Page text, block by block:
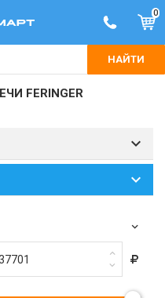
0
НАЙТИ
FERINGER